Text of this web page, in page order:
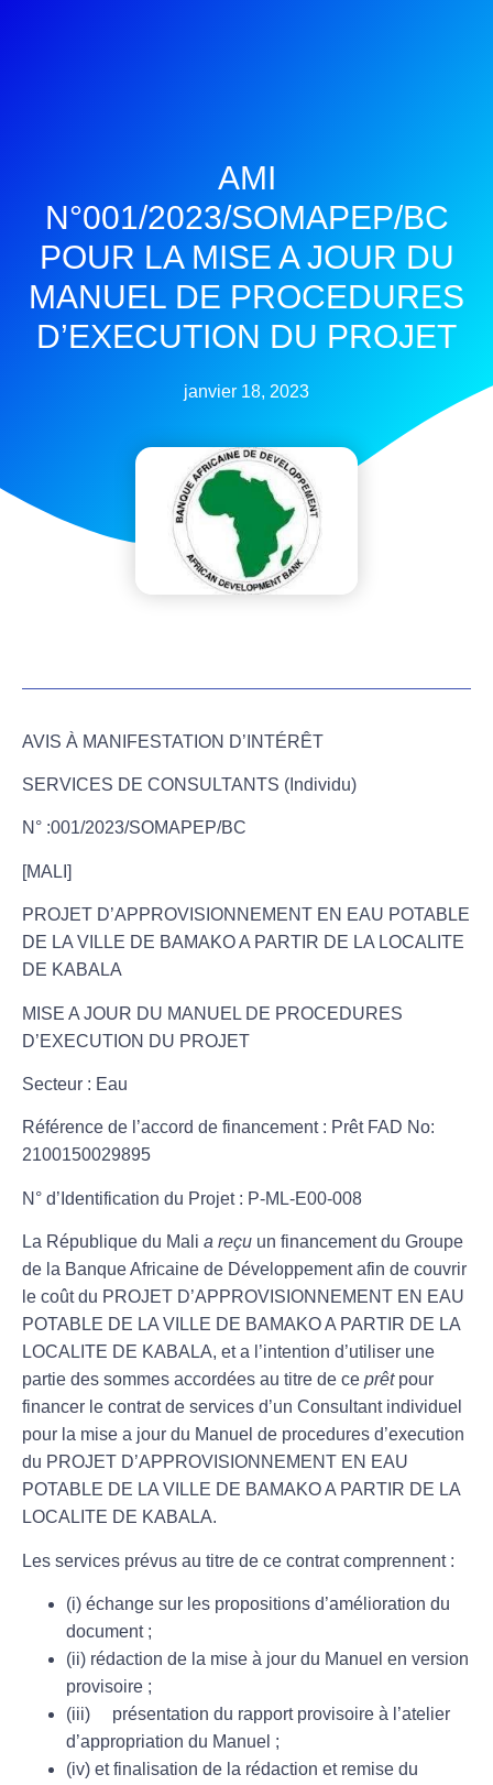
AMI
N°001/2023/SOMAPEP/BC
POUR LA MISE A JOUR DU
MANUEL DE PROCEDURES
D’EXECUTION DU PROJET
janvier 18, 2023
AVIS À MANIFESTATION D’INTÉRÊT
SERVICES DE CONSULTANTS (Individu)
N° :001/2023/SOMAPEP/BC
[MALI]
PROJET D’APPROVISIONNEMENT EN EAU POTABLE
DE LA VILLE DE BAMAKO A PARTIR DE LA LOCALITE
DE KABALA
MISE A JOUR DU MANUEL DE PROCEDURES
D’EXECUTION DU PROJET
Secteur : Eau
Référence de l’accord de financement : Prêt FAD No:
2100150029895
N° d’Identification du Projet : P-ML-E00-008
La République du Mali a reçu un financement du Groupe
de la Banque Africaine de Développement afin de couvrir
le coût du PROJET D’APPROVISIONNEMENT EN EAU
POTABLE DE LA VILLE DE BAMAKO A PARTIR DE LA
LOCALITE DE KABALA, et a l’intention d’utiliser une
partie des sommes accordées au titre de ce prêtpour
financer le contrat de services d’un Consultant individuel
pour la mise a jour du Manuel de procedures d’execution
du PROJET D’APPROVISIONNEMENT EN EAU
POTABLE DE LA VILLE DE BAMAKO A PARTIR DE LA
LOCALITE DE KABALA.
Les services prévus au titre de ce contrat comprennent :
(i) échange sur les propositions d’amélioration du
document ;
(ii) rédaction de la mise à jour du Manuel en version
provisoire ;
(iii) présentation du rapport provisoire à l’atelier
d’appropriation du Manuel ;
(iv) et finalisation de la rédaction et remise du